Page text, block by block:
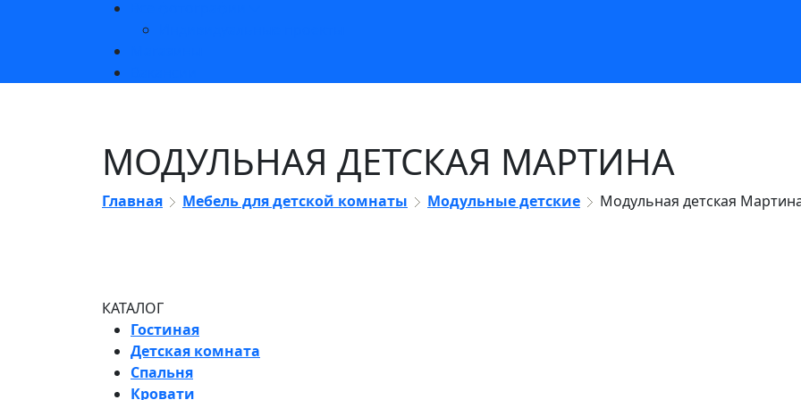
МОДУЛЬНАЯ ДЕТСКАЯ МАРТИНА
Главная Мебель для детской комнаты Модульные детские Модульная детская
КАТАЛОГ
Гостиная
Детская комната
Спальня
Кровати